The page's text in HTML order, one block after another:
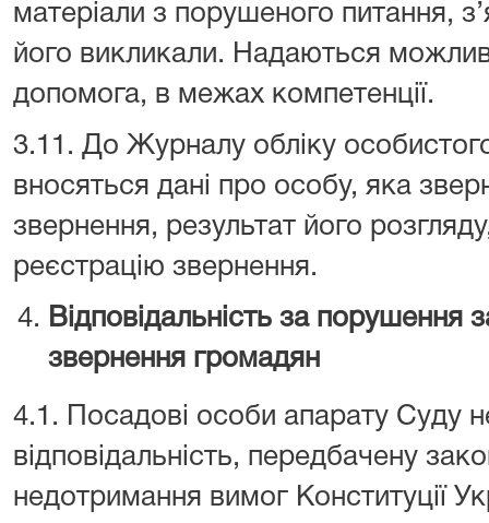
матеріали з порушеного питання,
його викликали. Надаються
допомога, в межах компетенції.
3.11. До Журналу обліку
вносяться дані про особу, яка
звернення, результат його
реєстрацію звернення.
Відповідальність за порушення
звернення громадян
4.1. Посадові особи апарату Суду
відповідальність, передбачену
недотримання вимог Конституції